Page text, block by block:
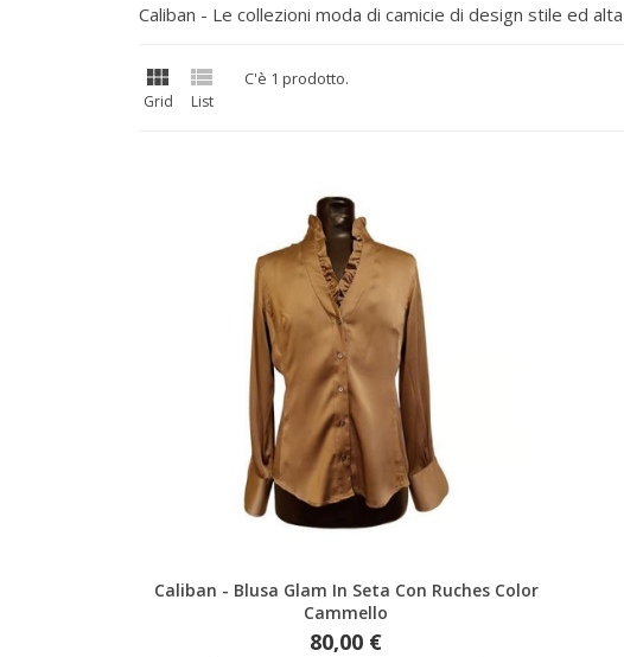
Caliban - Le collezioni moda di camicie di design stile ed

Grid

List
C'è 1 prodotto.
Anteprima
Caliban - Blusa Glam In Seta Con Ruches Color
Cammello
Prezzo
80,00 €